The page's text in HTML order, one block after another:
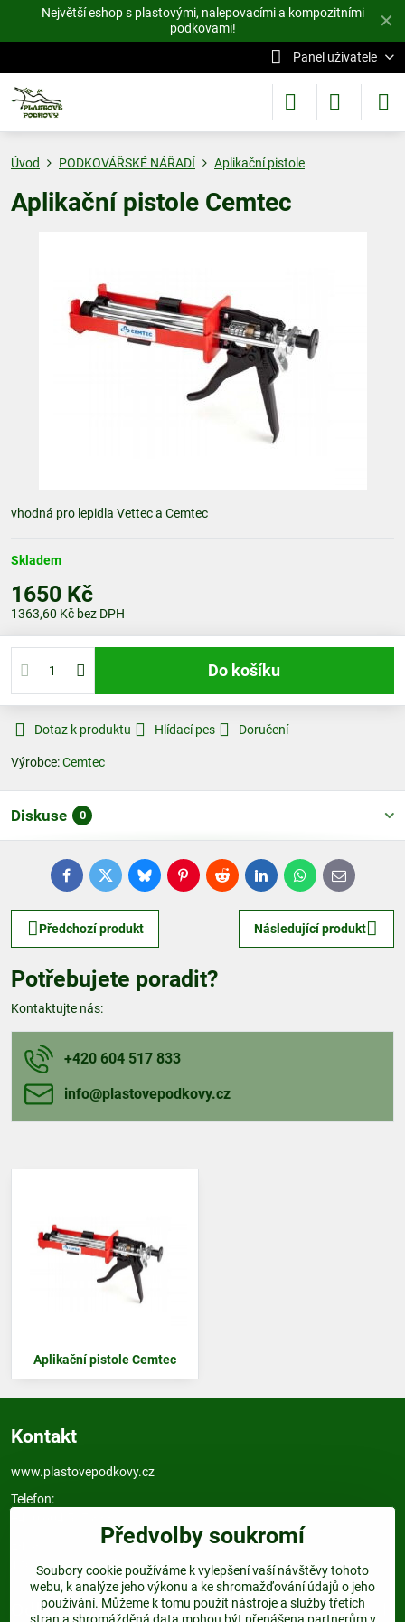
✕
Největší eshop s plastovými, nalepovacími a kompozitními
podkovami!
Panel uživatele
Úvod PODKOVÁŘSKÉ NÁŘADÍ Aplikační pistole
Aplikační pistole Cemtec
vhodná pro lepidla Vettec a Cemtec
Skladem
1650 Kč
1363,60 Kč bez DPH
Do košíku
Dotaz k produktu Hlídací pes Doručení
Výrobce:Cemtec
Diskuse 0
FacebookTwitterBlueskyPinterestRedditLinkedInWhatsApp
E-
mail
Předchozí produkt Následující produkt
Potřebujete poradit?
Kontaktujte nás:
+420 604 517 833
info​@plastovepodkovy​.cz
Aplikační pistole Cemtec
Kontakt
www.plastovepodkovy.cz
Telefon:
info@plastovepodkovy.cz
Odkazy
Předvolby soukromí
Soubory cookie používáme k vylepšení vaší návštěvy tohoto
webu, k analýze jeho výkonu a ke shromažďování údajů o jeho
používání. Můžeme k tomu použít nástroje a služby třetích